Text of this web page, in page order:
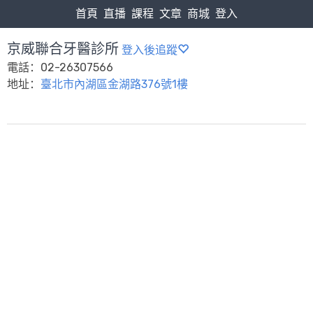
首頁 直播 課程 文章 商城 登入
京威聯合牙醫診所 登入後追蹤
電話：02-26307566
地址： 臺北市內湖區金湖路376號1樓